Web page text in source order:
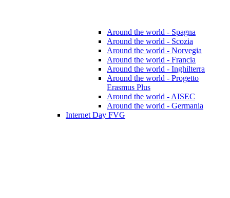
Around the world - Spagna
Around the world - Scozia
Around the world - Norvegia
Around the world - Francia
Around the world - Inghilterra
Around the world - Progetto
Erasmus Plus
Around the world - AISEC
Around the world - Germania
Internet Day FVG